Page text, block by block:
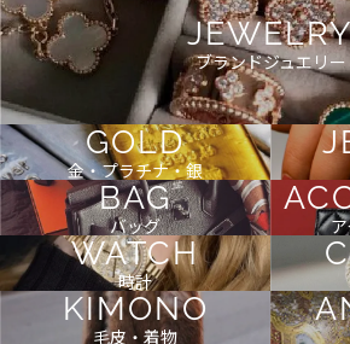
ブランドジュエリー
GOLD
金・プラチナ・銀
BAG
バッグ
WATCH
時計
KIMONO
毛皮・着物